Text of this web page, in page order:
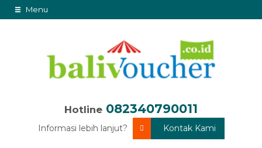
Menu
Hotline 082340790011
Informasi lebih lanjut? Kontak Kami